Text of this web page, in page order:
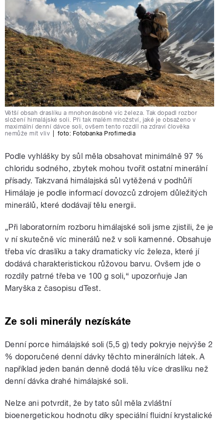
Větší obsah draslíku a mnohonásobně víc železa. Tak dopadl rozbor
složení himalájské soli. Při tak malém množství, jaké je obsaženo v
maximální denní dávce soli, ovšem tento rozdíl na zdraví člověka
nemůže mít vliv
foto: Fotobanka Profimedia
Podle vyhlášky by sůl měla obsahovat minimálně 97 %
chloridu sodného, zbytek mohou tvořit ostatní minerální
přísady. Takzvaná himálajská sůl vytěžená v podhůří
Himálaje je podle informací dovozců zdrojem důležitých
minerálů, které dodávají tělu energii.
„Při laboratorním rozboru himálajské soli jsme zjistili, že je
v ní skutečně víc minerálů než v soli kamenné. Obsahuje
třeba víc draslíku a taky dramaticky víc železa, které jí
dodává charakteristickou růžovou barvu. Ovšem jde o
rozdíly patrné třeba ve 100 g soli,“ upozorňuje Jan
Maryška z časopisu dTest.
Ze soli minerály nezískáte
Denní porce himálajské soli (5,5 g) tedy pokryje nejvýše 2
% doporučené denní dávky těchto minerálních látek. A
například jeden banán denně dodá tělu více draslíku než
denní dávka drahé himálajské soli.
Nelze ani potvrdit, že by tato sůl měla zvláštní
bioenergetickou hodnotu díky speciální fluidní krystalické